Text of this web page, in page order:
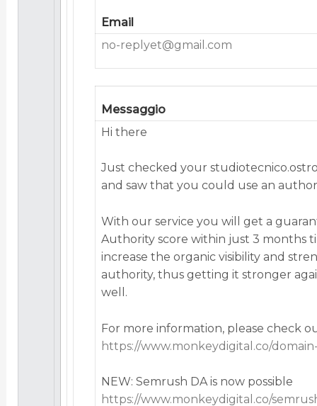
Email
no-replyet@gmail.com
Messaggio
Hi there
Just checked your
and saw that you could use an
With our service you will get a
Authority score within just 3 months
increase the organic visibility and
authority, thus getting it stronger
well.
For more information, please check
https://www.monkeydigital.co/
NEW: Semrush DA is now possible
https://www.monkeydigital.co/